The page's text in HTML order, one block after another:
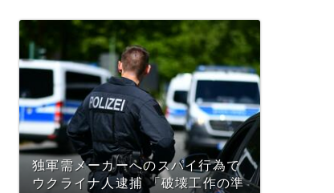
独軍需メーカーへのスパイ行為で
ウクライナ人逮捕 「破壊工作の準